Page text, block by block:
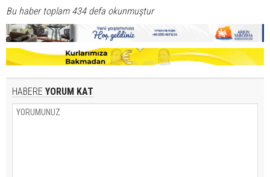
Bu haber toplam 434 defa okunmuştur
HABERE YORUM KAT